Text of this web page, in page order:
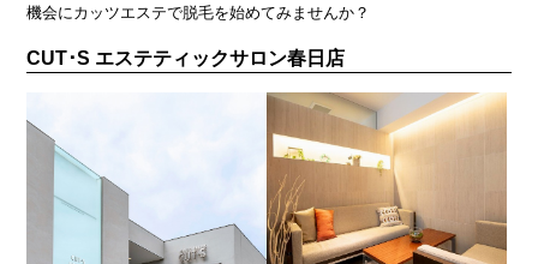
機会にカッツエステで脱毛を始めてみませんか？
CUT･S エステティックサロン春日店